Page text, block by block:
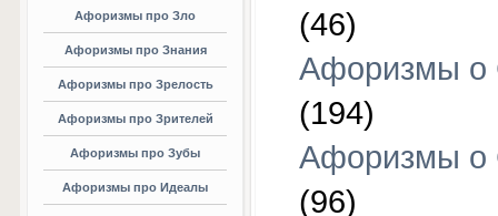
Афоризмы про Зло
Афоризмы про Знания
Афоризмы про Зрелость
Афоризмы про Зрителей
Афоризмы про Зубы
Афоризмы про Идеалы
(46)
Афоризмы о
(194)
Афоризмы о
(96)